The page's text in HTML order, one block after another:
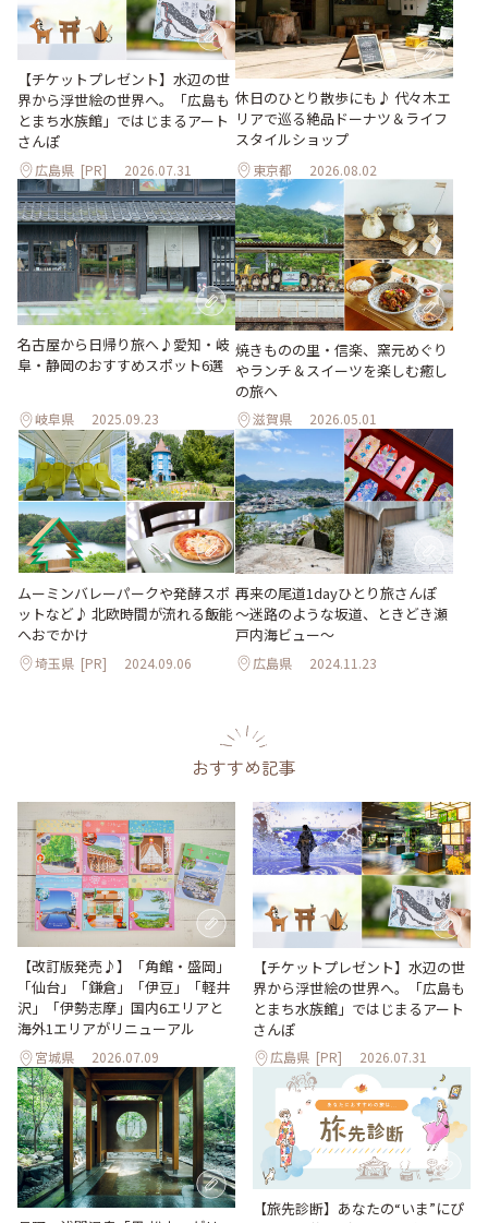
【チケットプレゼント】水辺の世
界から浮世絵の世界へ。「広島も
とまち水族館」ではじまるアート
さんぽ
広島県 [PR] 2026.07.31
休日のひとり散歩にも♪ 代々木エ
リアで巡る絶品ドーナツ＆ライフ
スタイルショップ
東京都 2026.08.02
名古屋から日帰り旅へ♪愛知・岐
阜・静岡のおすすめスポット6選
岐阜県 2025.09.23
焼きものの里・信楽、窯元めぐり
やランチ＆スイーツを楽しむ癒し
の旅へ
滋賀県 2026.05.01
ムーミンバレーパークや発酵スポ
ットなど♪ 北欧時間が流れる飯能
へおでかけ
埼玉県 [PR] 2024.09.06
再来の尾道1dayひとり旅さんぽ
～迷路のような坂道、ときどき瀬
戸内海ビュー～
広島県 2024.11.23
おすすめ記事
【改訂版発売♪】「角館・盛岡」
「仙台」「鎌倉」「伊豆」「軽井
沢」「伊勢志摩」国内6エリアと
海外1エリアがリニューアル
宮城県 2026.07.09
【チケットプレゼント】水辺の世
界から浮世絵の世界へ。「広島も
とまち水族館」ではじまるアート
さんぽ
広島県 [PR] 2026.07.31
【旅先診断】あなたの“いま”にぴ